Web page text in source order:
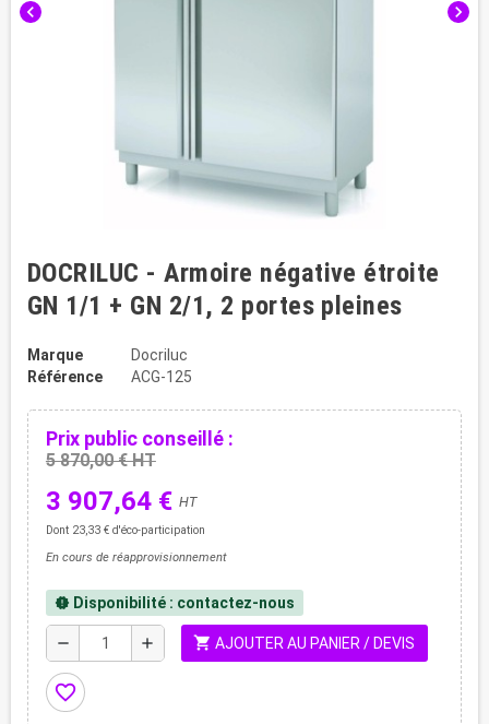
chevron_left chevron_right
DOCRILUC - Armoire négative étroite
GN 1/1 + GN 2/1, 2 portes pleines
Marque
Docriluc
Référence
ACG-125
Prix public conseillé :
5 870,00 € HT
3 907,64 € HT
Dont 23,33 € d'éco-participation
En cours de réapprovisionnement
new_releases Disponibilité : contactez-nous
remove add shopping_cart AJOUTER AU PANIER / DEVIS
favorite_border